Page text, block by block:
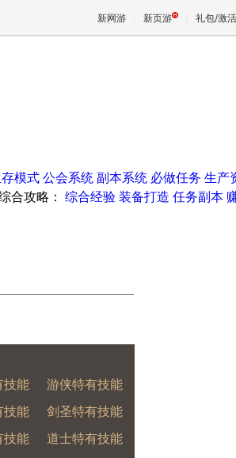
新网游 新页游 礼包/激
模式 公会系统 副本系统 必做任务 生产
合攻略： 综合经验 装备打造 任务副本
技能
游侠特有技能
技能
剑圣特有技能
技能
道士特有技能